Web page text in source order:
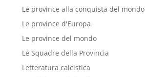
Le province alla conquista del mondo
Le province d'Europa
Le province del mondo
Le Squadre della Provincia
Letteratura calcistica